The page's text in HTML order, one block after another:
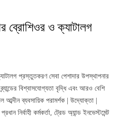
ব্রোশিওর ও ক্যাটালগ
প্রস্তুতকরণ সেবা পেশাদার উপস্থাপনার
বিশ্বাসযোগ্যতা বৃদ্ধি এবং আরও বেশি
আব্দীন ব্যবসায়িক পরামর্শক | উদ্যোক্তা |
নির্বাহী কর্মকর্তা, ট্রেড অ্যান্ড ইনভেস্টমেন্ট